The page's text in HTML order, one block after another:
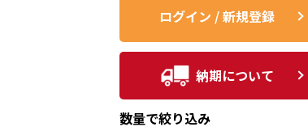
ログイン / 新規登録
納期について
数量で絞り込み